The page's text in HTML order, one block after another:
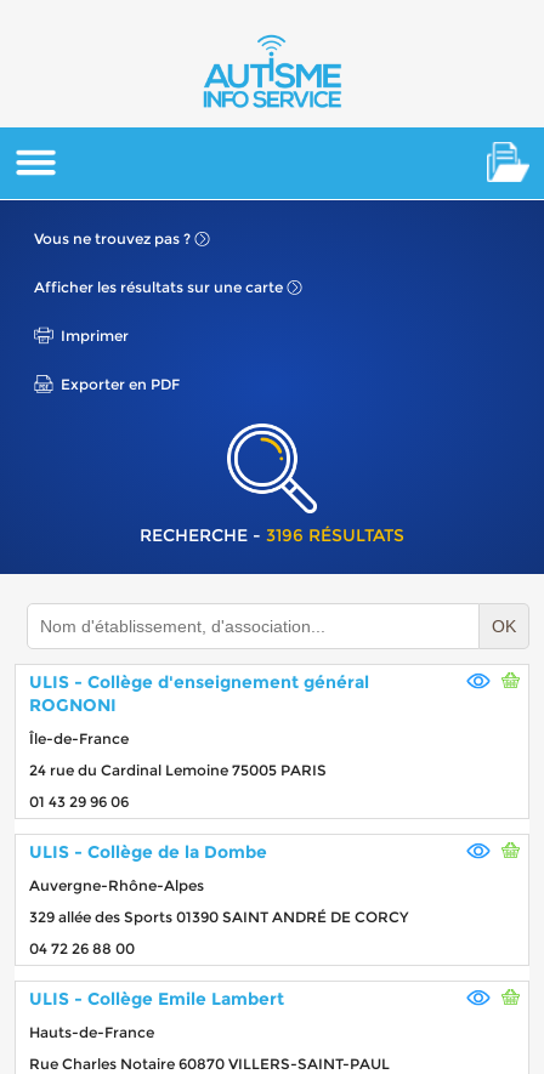
Vous ne trouvez pas ?
Afficher les résultats sur une carte
Imprimer
Exporter en PDF
RECHERCHE - 3196 RÉSULTATS
OK
ULIS - Collège d'enseignement général
ROGNONI
Île-de-France
24 rue du Cardinal Lemoine 75005 PARIS
01 43 29 96 06
ULIS - Collège de la Dombe
Auvergne-Rhône-Alpes
329 allée des Sports 01390 SAINT ANDRÉ DE CORCY
04 72 26 88 00
ULIS - Collège Emile Lambert
Hauts-de-France
Rue Charles Notaire 60870 VILLERS-SAINT-PAUL